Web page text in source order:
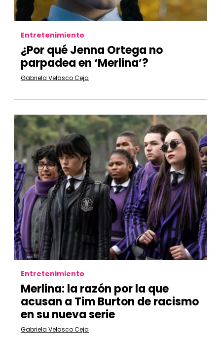
Entretenimiento
¿Por qué Jenna Ortega no
parpadea en ‘Merlina’?
Gabriela Velasco Ceja
Entretenimiento
Merlina: la razón por la que
acusan a Tim Burton de racismo
en su nueva serie
Gabriela Velasco Ceja